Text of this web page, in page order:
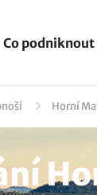
Co podniknout
Horní